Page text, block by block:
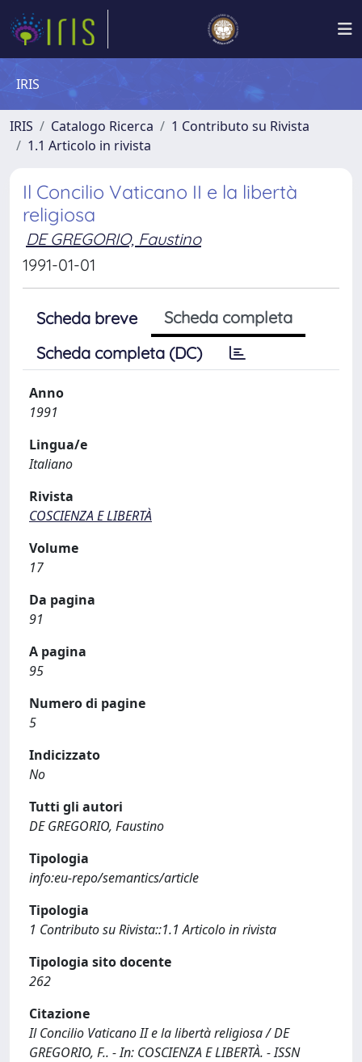
IRIS
IRIS Catalogo Ricerca
1 Contributo su Rivista
1.1 Articolo in rivista
Il Concilio Vaticano II e la libertà
religiosa
DE GREGORIO, Faustino
1991-01-01
Scheda breve
Scheda completa
Scheda completa (DC)
Anno
1991
Lingua/e
Italiano
Rivista
COSCIENZA E LIBERTÀ
Volume
17
Da pagina
91
A pagina
95
Numero di pagine
5
Indicizzato
No
Tutti gli autori
DE GREGORIO, Faustino
Tipologia
info:eu-repo/semantics/article
Tipologia
1 Contributo su Rivista::1.1 Articolo in rivista
Tipologia sito docente
262
Citazione
Il Concilio Vaticano II e la libertà religiosa / DE
GREGORIO, F.. - In: COSCIENZA E LIBERTÀ. - ISSN